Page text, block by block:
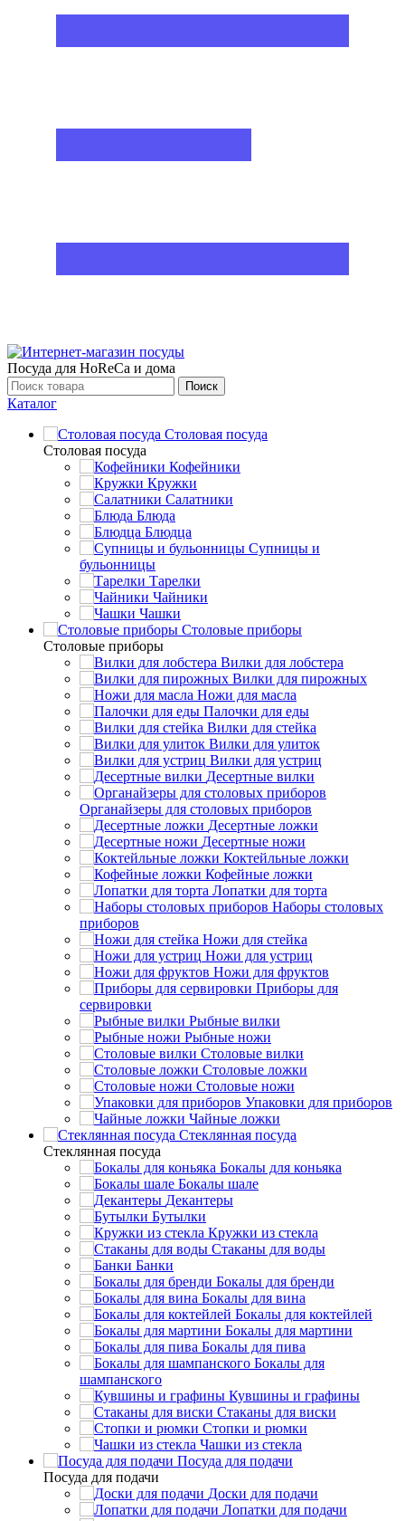
Посуда для HoReCa и дома
Поиск
Каталог
Столовая посуда
Столовая посуда
Кофейники
Кружки
Салатники
Блюда
Блюдца
Супницы и
бульонницы
Тарелки
Чайники
Чашки
Cтоловые приборы
Cтоловые приборы
Вилки для лобстера
Вилки для пирожных
Ножи для масла
Палочки для еды
Вилки для стейка
Вилки для улиток
Вилки для устриц
Десертные вилки
Органайзеры для столовых приборов
Десертные ложки
Десертные ножи
Коктейльные ложки
Кофейные ложки
Лопатки для торта
Наборы столовых
приборов
Ножи для стейка
Ножи для устриц
Ножи для фруктов
Приборы для
сервировки
Рыбные вилки
Рыбные ножи
Столовые вилки
Столовые ложки
Столовые ножи
Упаковки для приборов
Чайные ложки
Стеклянная посуда
Стеклянная посуда
Бокалы для коньяка
Бокалы шале
Декантеры
Бутылки
Кружки из стекла
Стаканы для воды
Банки
Бокалы для бренди
Бокалы для вина
Бокалы для коктейлей
Бокалы для мартини
Бокалы для пива
Бокалы для
шампанского
Кувшины и графины
Стаканы для виски
Стопки и рюмки
Чашки из стекла
Посуда для подачи
Посуда для подачи
Доски для подачи
Лопатки для подачи